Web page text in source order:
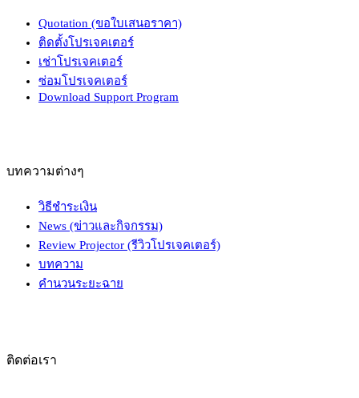
Quotation (ขอใบเสนอราคา)
ติดตั้งโปรเจคเตอร์
เช่าโปรเจคเตอร์
ซ่อมโปรเจคเตอร์
Download Support Program
บทความต่างๆ
วิธีชำระเงิน
News (ข่าวและกิจกรรม)
Review Projector (รีวิวโปรเจคเตอร์)
บทความ
คำนวนระยะฉาย
ติดต่อเรา